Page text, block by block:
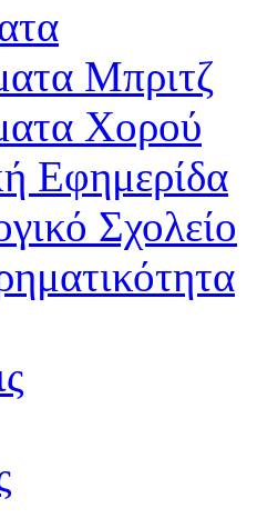
Μπριτζ
Χορού
Εφημερίδα
Σχολείο